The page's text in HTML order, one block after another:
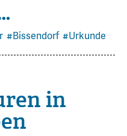
#Bissendorf #Urkunde
in